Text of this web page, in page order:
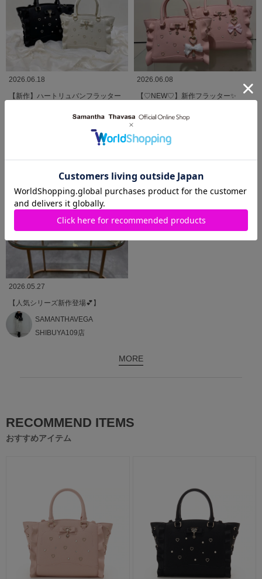
2026.06.18
【新作】ハートリュバンフラッター
サマンサタバサ西銀座店
2026.06.08
【♡NEW♡】新作フラッター✨
2026.05.27
【人気シリーズ新作登場💕】
SAMANTHAVEGA
SHIBUYA109店
MORE
RECOMMEND ITEMS
おすすめアイテム